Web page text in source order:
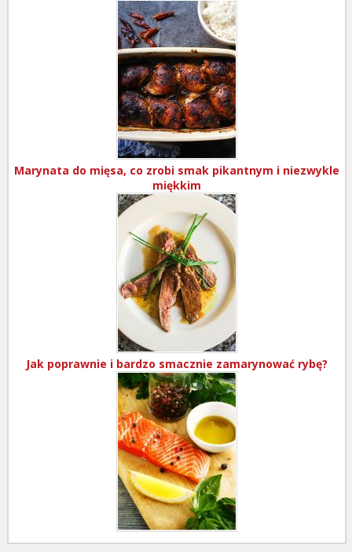
Marynata do mięsa, co zrobi smak pikantnym i niezwykle
miękkim
Jak poprawnie i bardzo smacznie zamarynować rybę?